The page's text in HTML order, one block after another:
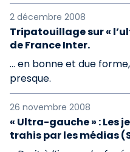
2 décembre 2008
Tripatouillage sur «
de France Inter.
… en bonne et due
presque.
26 novembre 2008
« Ultra-gauche » : Les
trahis par les médias